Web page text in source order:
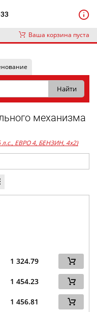
Ваша корзина пуста
механизма
л.с., ЕВРО 4, БЕНЗИН, 4x2)
1 324.79
1 454.23
1 456.81